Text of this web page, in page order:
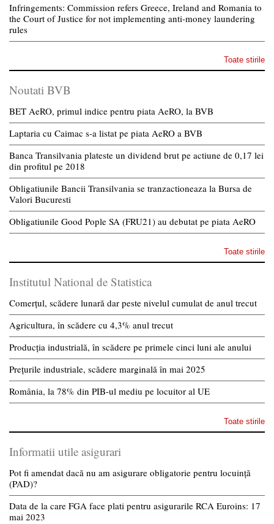
Infringements: Commission refers Greece, Ireland and Romania to
the Court of Justice for not implementing anti-money laundering
rules
Toate stirile
Noutati BVB
BET AeRO, primul indice pentru piata AeRO, la BVB
Laptaria cu Caimac s-a listat pe piata AeRO a BVB
Banca Transilvania plateste un dividend brut pe actiune de 0,17 lei
din profitul pe 2018
Obligatiunile Bancii Transilvania se tranzactioneaza la Bursa de
Valori Bucuresti
Obligatiunile Good Pople SA (FRU21) au debutat pe piata AeRO
Toate stirile
Institutul National de Statistica
Comerțul, scădere lunară dar peste nivelul cumulat de anul trecut
Agricultura, în scădere cu 4,3% anul trecut
Producția industrială, în scădere pe primele cinci luni ale anului
Prețurile industriale, scădere marginală în mai 2025
România, la 78% din PIB-ul mediu pe locuitor al UE
Toate stirile
Informatii utile asigurari
Pot fi amendat dacă nu am asigurare obligatorie pentru locuință
(PAD)?
Data de la care FGA face plati pentru asigurarile RCA Euroins: 17
mai 2023